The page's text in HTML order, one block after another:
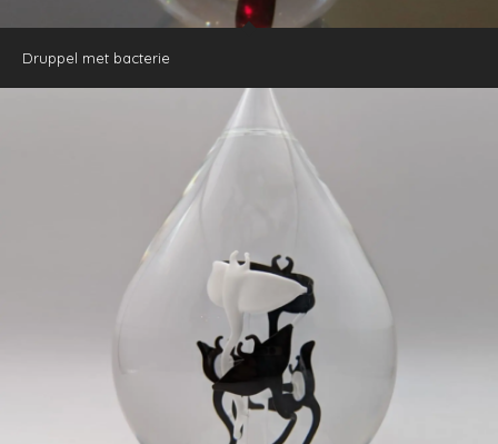
Druppel met bacterie